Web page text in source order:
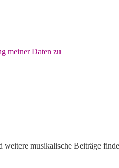
meiner Daten zu
musikalische Beiträge